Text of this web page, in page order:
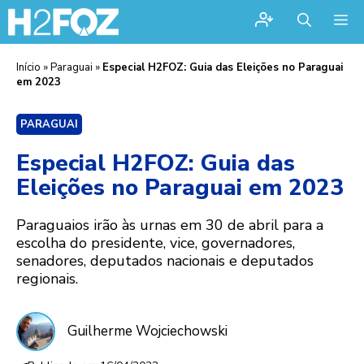
Início »Paraguai » Especial H2FOZ: Guia das Eleições no Paraguai
em 2023
PARAGUAI
Especial H2FOZ: Guia das
Eleições no Paraguai em 2023
Paraguaios irão às urnas em 30 de abril para a
escolha do presidente, vice, governadores,
senadores, deputados nacionais e deputados
regionais.
Guilherme Wojciechowski